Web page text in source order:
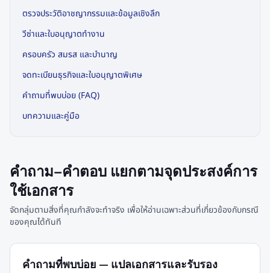
ตรวจประวัติอาชญากรรมและข้อมูลเชิงลึก
วีซ่าและใบอนุญาตทำงาน
ครอบครัว สมรส และบำนาญ
จดทะเบียนธุรกิจและใบอนุญาตพิเศษ
คำถามที่พบบ่อย (FAQ)
บทความและคู่มือ
คำถาม–คำตอบ แยกตามจุดประสงค์การ
ใช้เอกสาร
จัดกลุ่มตามสิ่งที่คุณกำลังจะทำจริง เพื่อให้อ่านเฉพาะส่วนที่เกี่ยวข้องกับกรณี
ของคุณได้ทันที
คำถามที่พบบ่อย — แปลเอกสารและรับรอง